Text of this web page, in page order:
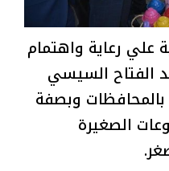
علي رعاية واهتمام
الفتاح السيسي
وبصفة
الصغيرة